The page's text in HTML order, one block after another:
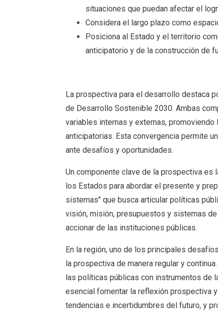
situaciones que puedan afectar el
Considera el largo plazo como
Posiciona al Estado y el territorio
anticipatorio y de la construcción de
La prospectiva para el desarrollo destaca
de Desarrollo Sostenible 2030. Ambas
variables internas y externas,
anticipatorias. Esta convergencia permite
ante desafíos y oportunidades.
Un componente clave de la prospectiva es
los Estados para abordar el presente y
sistemas" que busca articular políticas
visión, misión, presupuestos y sistemas
accionar de las instituciones públicas.
En la región, uno de los principales
la prospectiva de manera regular y
las políticas públicas con instrumentos de
esencial fomentar la reflexión prospectiva
tendencias e incertidumbres del futuro, y